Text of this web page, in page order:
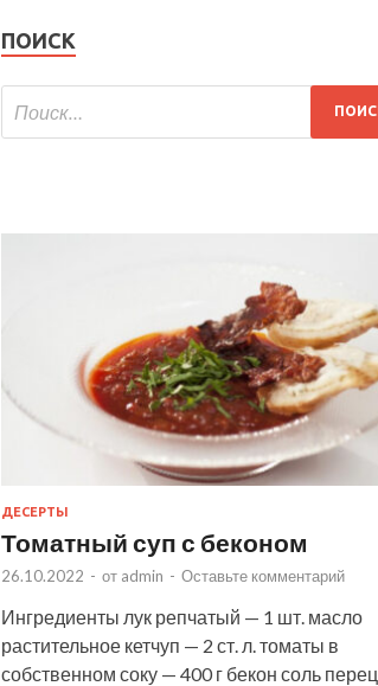
ПОИСК
ДЕСЕРТЫ
Томатный суп с беконом
26.10.2022 - от admin - Оставьте комментарий
Ингредиенты лук репчатый — 1 шт. масло
растительное кетчуп — 2 ст. л. томаты в
собственном соку — 400 г бекон соль перец